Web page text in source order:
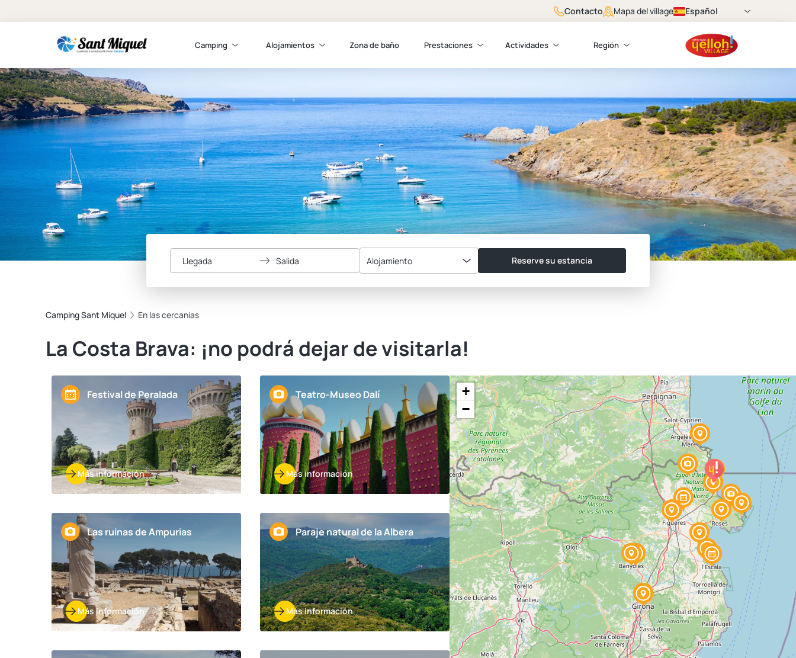
Contacto Mapa del village Español
Camping Alojamientos Zona de baño Prestaciones Actividades Región
Llegada Salida Alojamiento Reserve su estancia
Camping Sant Miquel En las cercanias
La Costa Brava: ¡no podrá dejar de visitarla!
Festival de Peralada
Más información
Teatro-Museo Dalí
Más información
Las ruinas de Ampurias
Más información
Paraje natural de la Albera
Más información
+
−